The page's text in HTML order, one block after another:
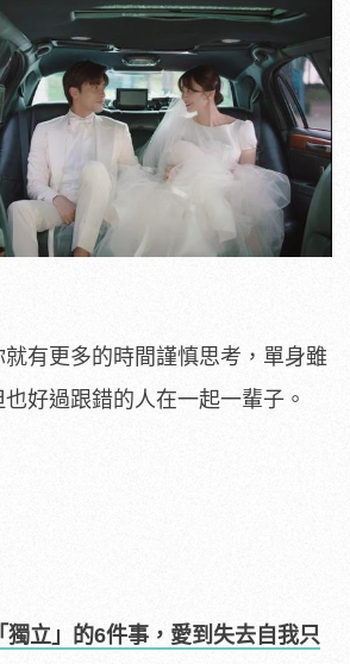
有更多的時間謹慎思考，單身雖
好過跟錯的人在一起一輩子。
獨立」的6件事，愛到失去自我只